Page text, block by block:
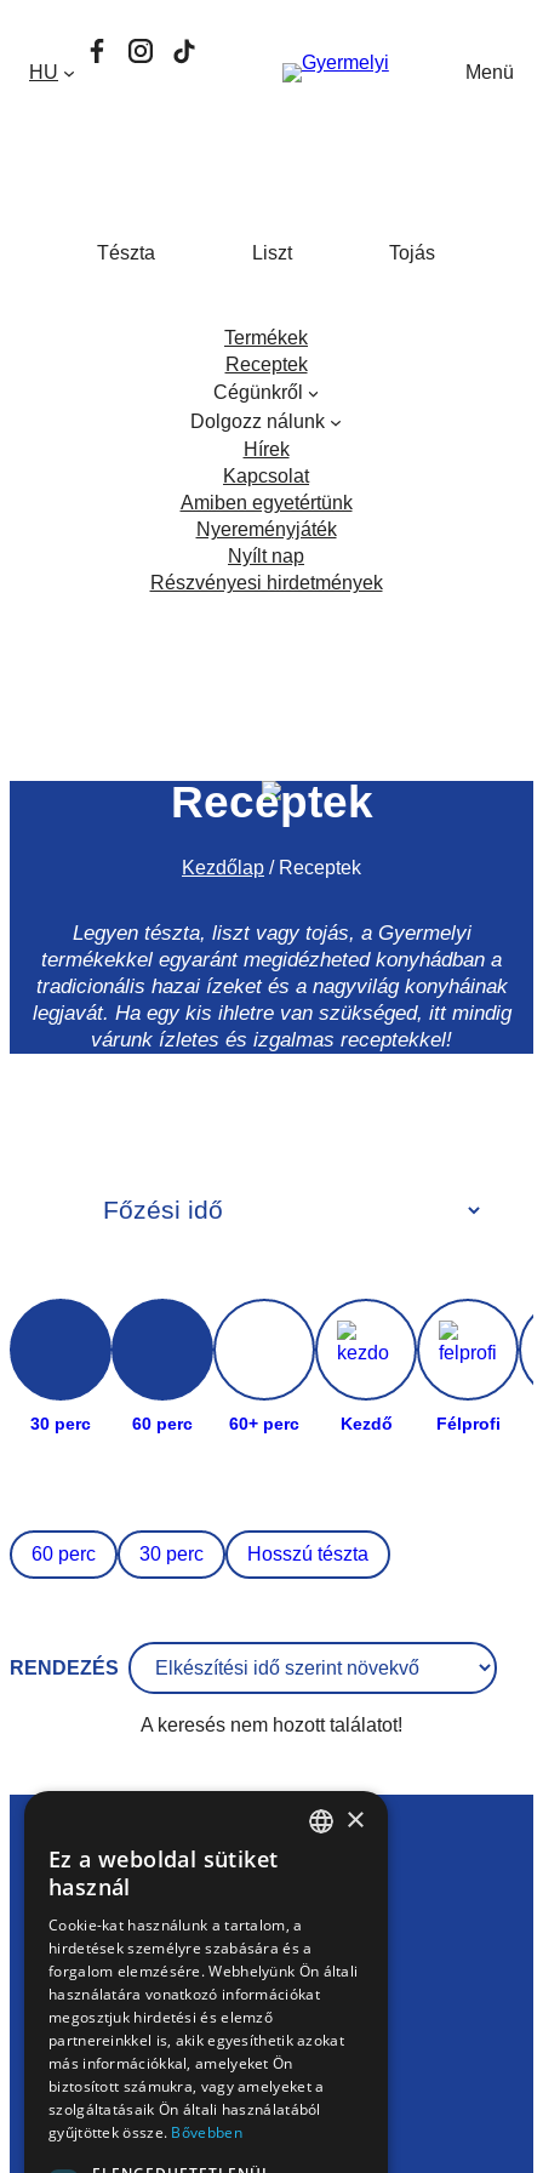
tartalomhoz
HU Facebook
Instagram
TikTok Menü
Tészta Liszt Tojás
Termékek
Receptek
Cégünkről
Dolgozz nálunk
Hírek
Kapcsolat
Amiben egyetértünk
Nyereményjáték
Nyílt nap
Részvényesi hirdetmények
Receptek
Kezdőlap / Receptek
Legyen tészta, liszt vagy tojás, a Gyermelyi
termékekkel egyaránt megidézheted konyhádban a
tradicionális hazai ízeket és a nagyvilág konyháinak
legjavát. Ha egy kis ihletre van szükséged, itt mindig
várunk ízletes és izgalmas receptekkel!
30 perc 60 perc 60+ perc Kezdő Félprofi
60 perc 30 perc Hosszú tészta
RENDEZÉS
A keresés nem hozott találatot!
KÖVESS MINKET
Facebook InstagramTikTok
SK
RO
×
Ez a weboldal sütiket
használ
Cookie-kat használunk a tartalom, a
hirdetések személyre szabására és a
forgalom elemzésére. Webhelyünk Ön általi
használatára vonatkozó információkat
megosztjuk hirdetési és elemző
partnereinkkel is, akik egyesíthetik azokat
más információkkal, amelyeket Ön
biztosított számukra, vagy amelyeket a
szolgáltatásaik Ön általi használatából
gyűjtöttek össze. Bővebben